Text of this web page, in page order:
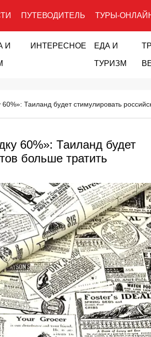
ПУТЕВОДИТЕЛЬ ТУРЫ-
И ИНТЕРЕСНОЕ ЕДА И
ТУРИЗМ
Таиланд будет стимулировать
60%»: Таиланд будет
больше тратить